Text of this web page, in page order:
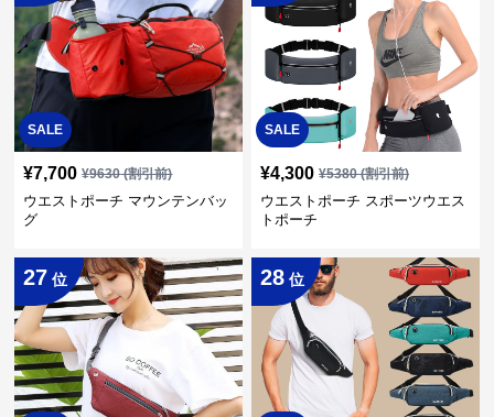
SALE
¥7,700 ¥9630(割引前)
ウエストポーチ マウンテンバッ
グ
SALE
¥4,300 ¥5380(割引前)
ウエストポーチ スポーツウエス
トポーチ
27 位 28 位